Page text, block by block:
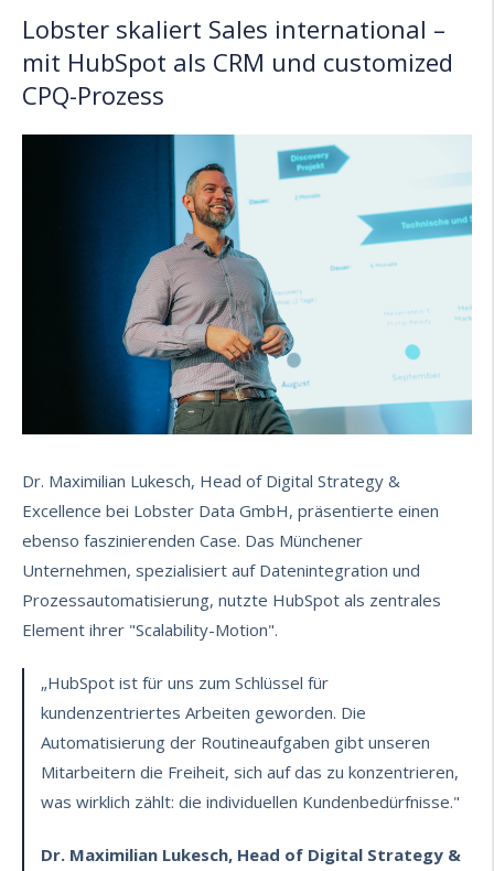
Lobster skaliert Sales international –
mit HubSpot als CRM und customized
CPQ-Prozess
Dr. Maximilian Lukesch, Head of Digital Strategy &
Excellence bei Lobster Data GmbH, präsentierte einen
ebenso faszinierenden Case. Das Münchener
Unternehmen, spezialisiert auf Datenintegration und
Prozessautomatisierung, nutzte HubSpot als zentrales
Element ihrer "Scalability-Motion".
„HubSpot ist für uns zum Schlüssel für
kundenzentriertes Arbeiten geworden. Die
Automatisierung der Routineaufgaben gibt unseren
Mitarbeitern die Freiheit, sich auf das zu konzentrieren,
was wirklich zählt: die individuellen Kundenbedürfnisse."
Dr. Maximilian Lukesch, Head of Digital Strategy &